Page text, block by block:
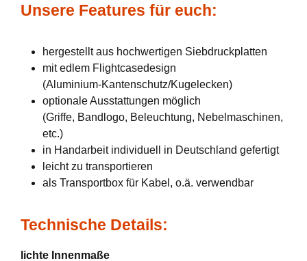
Unsere Features für euch:
hergestellt aus hochwertigen Siebdruckplatten
mit edlem Flightcasedesign
(Aluminium-Kantenschutz/Kugelecken)
optionale Ausstattungen möglich
(Griffe, Bandlogo, Beleuchtung, Nebelmaschinen,
etc.)
in Handarbeit individuell in Deutschland gefertigt
leicht zu transportieren
als Transportbox für Kabel, o.ä. verwendbar
Technische Details:
lichte Innenmaße